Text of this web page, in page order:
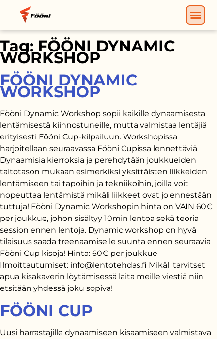
Tag: FÖÖNI DYNAMIC
WORKSHOP
FÖÖNI DYNAMIC
WORKSHOP
Fööni Dynamic Workshop sopii kaikille dynaamisesta
lentämisestä kiinnostuneille, mutta valmistaa lentäjiä
erityisesti Fööni Cup-kilpailuun. Workshopissa
harjoitellaan seuraavassa Fööni Cupissa lennettäviä
Dynaamisia kierroksia ja perehdytään joukkueiden
taitotason mukaan esimerkiksi yksittäisten liikkeiden
lentämiseen tai tapoihin ja tekniikoihin, joilla voit
nopeuttaa lentämistä mikäli liikkeet ovat jo ennestään
tuttuja! Fööni Dynamic Workshopin hinta on VAIN 60€
per joukkue, johon sisältyy 10min lentoa sekä teoria
session ennen lentoja. Dynamic workshop on hyvä
tilaisuus saada treenaamiselle suunta ennen seuraavia
Fööni Cup kisoja! Hinta: 60€ per joukkue
Ilmoittautumiset: info@lentotehdas.fi Mikäli tarvitset
apua kisakaverin löytämisessä laita meille viestiä niin
etsitään yhdessä joku sopiva!
FÖÖNI CUP
Uusi harrastajille dynaamiseen kisaamiseen valmistava